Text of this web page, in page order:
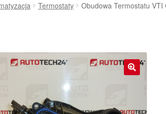
Termostaty Obudowa Termostatu